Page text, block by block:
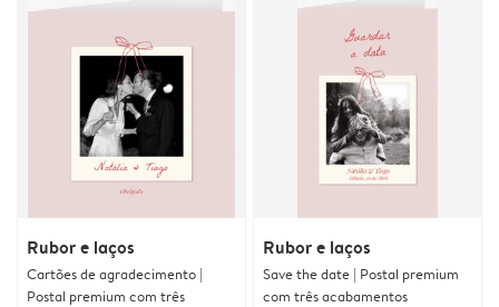
Rubor e laços
Cartões de agradecimento |
Postal premium com três
Rubor e laços
Save the date | Postal premium
com três acabamentos